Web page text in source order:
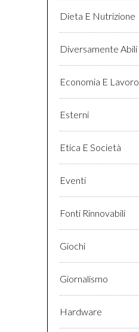
Dieta E Nutrizione
Diversamente Abili
Economia E Lavoro
Esterni
Etica E Società
Eventi
Fonti Rinnovabili
Giochi
Giornalismo
Hardware